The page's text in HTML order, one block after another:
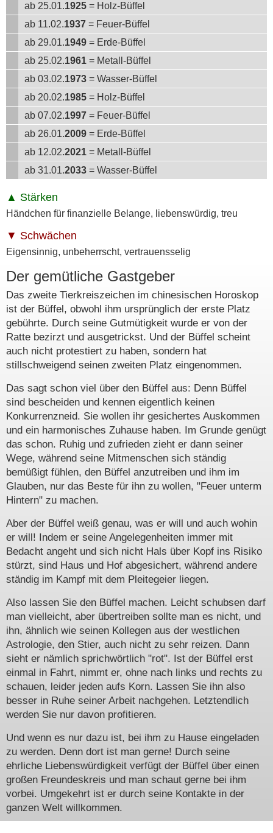
ab 25.01.1925 = Holz-Büffel
ab 11.02.1937 = Feuer-Büffel
ab 29.01.1949 = Erde-Büffel
ab 25.02.1961 = Metall-Büffel
ab 03.02.1973 = Wasser-Büffel
ab 20.02.1985 = Holz-Büffel
ab 07.02.1997 = Feuer-Büffel
ab 26.01.2009 = Erde-Büffel
ab 12.02.2021 = Metall-Büffel
ab 31.01.2033 = Wasser-Büffel
Stärken
Händchen für finanzielle Belange, liebenswürdig, treu
Schwächen
Eigensinnig, unbeherrscht, vertrauensselig
Der gemütliche Gastgeber
Das zweite Tierkreiszeichen im chinesischen Horoskop
ist der Büffel, obwohl ihm ursprünglich der erste Platz
gebührte. Durch seine Gutmütigkeit wurde er von der
Ratte bezirzt und ausgetrickst. Und der Büffel scheint
auch nicht protestiert zu haben, sondern hat
stillschweigend seinen zweiten Platz eingenommen.
Das sagt schon viel über den Büffel aus: Denn Büffel
sind bescheiden und kennen eigentlich keinen
Konkurrenzneid. Sie wollen ihr gesichertes Auskommen
und ein harmonisches Zuhause haben. Im Grunde genügt
das schon. Ruhig und zufrieden zieht er dann seiner
Wege, während seine Mitmenschen sich ständig
bemüßigt fühlen, den Büffel anzutreiben und ihm im
Glauben, nur das Beste für ihn zu wollen, "Feuer unterm
Hintern" zu machen.
Aber der Büffel weiß genau, was er will und auch wohin
er will! Indem er seine Angelegenheiten immer mit
Bedacht angeht und sich nicht Hals über Kopf ins Risiko
stürzt, sind Haus und Hof abgesichert, während andere
ständig im Kampf mit dem Pleitegeier liegen.
Also lassen Sie den Büffel machen. Leicht schubsen darf
man vielleicht, aber übertreiben sollte man es nicht, und
ihn, ähnlich wie seinen Kollegen aus der westlichen
Astrologie, den Stier, auch nicht zu sehr reizen. Dann
sieht er nämlich sprichwörtlich "rot". Ist der Büffel erst
einmal in Fahrt, nimmt er, ohne nach links und rechts zu
schauen, leider jeden aufs Korn. Lassen Sie ihn also
besser in Ruhe seiner Arbeit nachgehen. Letztendlich
werden Sie nur davon profitieren.
Und wenn es nur dazu ist, bei ihm zu Hause eingeladen
zu werden. Denn dort ist man gerne! Durch seine
ehrliche Liebenswürdigkeit verfügt der Büffel über einen
großen Freundeskreis und man schaut gerne bei ihm
vorbei. Umgekehrt ist er durch seine Kontakte in der
ganzen Welt willkommen.